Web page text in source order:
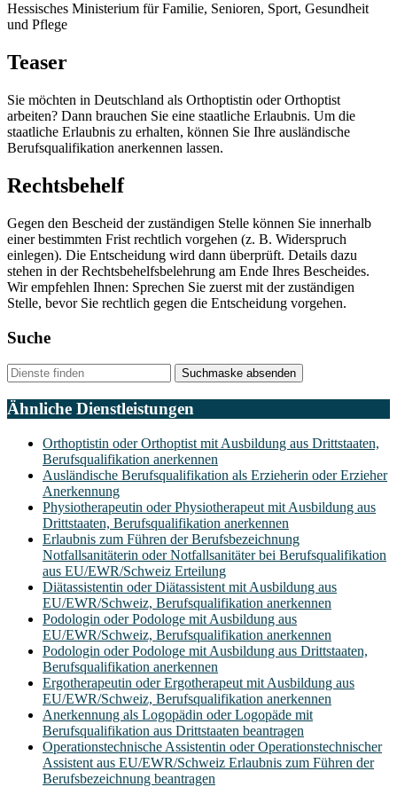
Hessisches Ministerium für Familie, Senioren, Sport, Gesundheit
und Pflege
Teaser
Sie möchten in Deutschland als Orthoptistin oder Orthoptist
arbeiten? Dann brauchen Sie eine staatliche Erlaubnis. Um die
staatliche Erlaubnis zu erhalten, können Sie Ihre ausländische
Berufsqualifikation anerkennen lassen.
Rechtsbehelf
Gegen den Bescheid der zuständigen Stelle können Sie innerhalb
einer bestimmten Frist rechtlich vorgehen (z. B. Widerspruch
einlegen). Die Entscheidung wird dann überprüft. Details dazu
stehen in der Rechtsbehelfsbelehrung am Ende Ihres Bescheides.
Wir empfehlen Ihnen: Sprechen Sie zuerst mit der zuständigen
Stelle, bevor Sie rechtlich gegen die Entscheidung vorgehen.
Suche
Suchmaske absenden
Ähnliche Dienstleistungen
Orthoptistin oder Orthoptist mit Ausbildung aus Drittstaaten,
Berufsqualifikation anerkennen
Ausländische Berufsqualifikation als Erzieherin oder Erzieher
Anerkennung
Physiotherapeutin oder Physiotherapeut mit Ausbildung aus
Drittstaaten, Berufsqualifikation anerkennen
Erlaubnis zum Führen der Berufsbezeichnung
Notfallsanitäterin oder Notfallsanitäter bei Berufsqualifikation
aus EU/EWR/Schweiz Erteilung
Diätassistentin oder Diätassistent mit Ausbildung aus
EU/EWR/Schweiz, Berufsqualifikation anerkennen
Podologin oder Podologe mit Ausbildung aus
EU/EWR/Schweiz, Berufsqualifikation anerkennen
Podologin oder Podologe mit Ausbildung aus Drittstaaten,
Berufsqualifikation anerkennen
Ergotherapeutin oder Ergotherapeut mit Ausbildung aus
EU/EWR/Schweiz, Berufsqualifikation anerkennen
Anerkennung als Logopädin oder Logopäde mit
Berufsqualifikation aus Drittstaaten beantragen
Operationstechnische Assistentin oder Operationstechnischer
Assistent aus EU/EWR/Schweiz Erlaubnis zum Führen der
Berufsbezeichnung beantragen